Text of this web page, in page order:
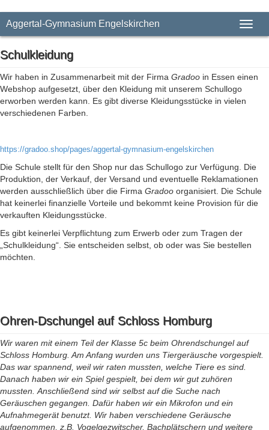
Aggertal-Gymnasium Engelskirchen
Schulkleidung
Wir haben in Zusammenarbeit mit der Firma Gradoo in Essen einen
Webshop aufgesetzt, über den Kleidung mit unserem Schullogo
erworben werden kann. Es gibt diverse Kleidungsstücke in vielen
verschiedenen Farben.
https://gradoo.shop/pages/aggertal-gymnasium-engelskirchen
Die Schule stellt für den Shop nur das Schullogo zur Verfügung. Die
Produktion, der Verkauf, der Versand und eventuelle Reklamationen
werden ausschließlich über die Firma Gradoo organisiert. Die Schule
hat keinerlei finanzielle Vorteile und bekommt keine Provision für die
verkauften Kleidungsstücke.
Es gibt keinerlei Verpflichtung zum Erwerb oder zum Tragen der
„Schulkleidung“. Sie entscheiden selbst, ob oder was Sie bestellen
möchten.
Ohren-Dschungel auf Schloss Homburg
Wir waren mit einem Teil der Klasse 5c beim Ohrendschungel auf
Schloss Homburg. Am Anfang wurden uns Tiergeräusche vorgespielt.
Das war spannend, weil wir raten mussten, welche Tiere es sind.
Danach haben wir ein Spiel gespielt, bei dem wir gut zuhören
mussten. Anschließend sind wir selbst auf die Suche nach
Geräuschen gegangen. Dafür haben wir ein Mikrofon und ein
Aufnahmegerät benutzt. Wir haben verschiedene Geräusche
aufgenommen, z.B. Vogelgezwitscher, Bachplätschern und weitere